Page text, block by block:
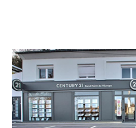
CENTURY 21
38 B rue du Général Mangin BP
ST